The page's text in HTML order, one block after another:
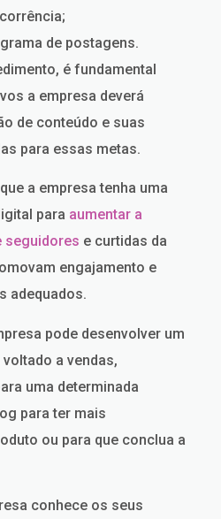
de postagens.
é fundamental
a empresa deverá
de conteúdo e suas
para essas metas.
a empresa tenha uma
para aumentar a
seguidores e curtidas da
engajamento e
adequados.
pode desenvolver um
a vendas,
uma determinada
para ter mais
ou para que conclua a
conhece os seus